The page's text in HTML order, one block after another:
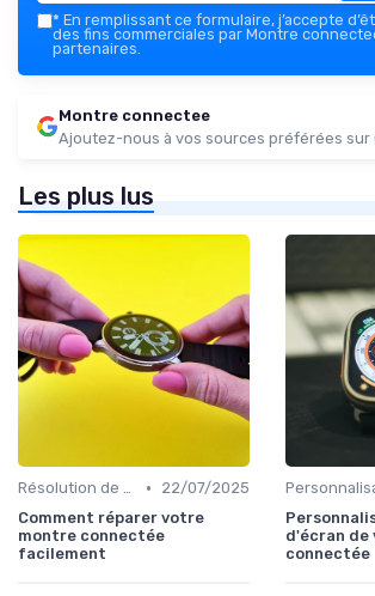
* En remplissant ce formulaire, j’accepte
des fins commerciales par Montre
partenaires.
Montre connectee
Ajoutez-nous à vos sources préférées sur
Les plus lus
Résolution de Problèmes Techniques •
22/07/2025
Comment réparer votre
montre connectée
facilement
d'écran
connectée